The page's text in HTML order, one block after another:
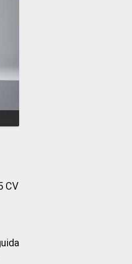
CV